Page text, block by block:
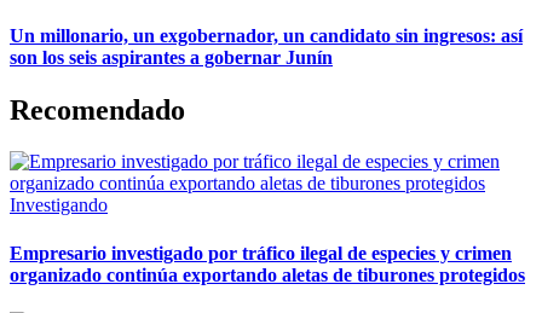
Un millonario, un exgobernador, un candidato sin ingresos: así
son los seis aspirantes a gobernar Junín
Recomendado
Investigando
Empresario investigado por tráfico ilegal de especies y crimen
organizado continúa exportando aletas de tiburones protegidos